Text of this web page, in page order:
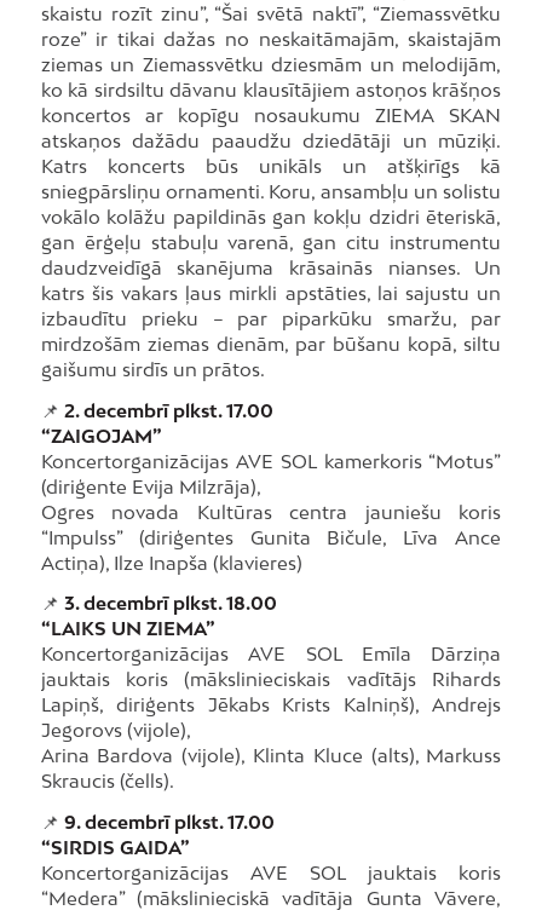
skaistu rozīt zinu”, “Šai svētā naktī”, “Ziemassvētku
roze” ir tikai dažas no neskaitāmajām, skaistajām
ziemas un Ziemassvētku dziesmām un melodijām,
ko kā sirdsiltu dāvanu klausītājiem astoņos krāšņos
koncertos ar kopīgu nosaukumu ZIEMA SKAN
atskaņos dažādu paaudžu dziedātāji un mūziķi.
Katrs koncerts būs unikāls un atšķirīgs kā
sniegpārsliņu ornamenti. Koru, ansambļu un solistu
vokālo kolāžu papildinās gan kokļu dzidri ēteriskā,
gan ērģeļu stabuļu varenā, gan citu instrumentu
daudzveidīgā skanējuma krāsainās nianses. Un
katrs šis vakars ļaus mirkli apstāties, lai sajustu un
izbaudītu prieku – par piparkūku smaržu, par
mirdzošām ziemas dienām, par būšanu kopā, siltu
gaišumu sirdīs un prātos.
📌 2. decembrī plkst. 17.00
“ZAIGOJAM”
Koncertorganizācijas AVE SOL kamerkoris “Motus”
(diriģente Evija Milzrāja),
Ogres novada Kultūras centra jauniešu koris
“Impulss” (diriģentes Gunita Bičule, Līva Ance
Actiņa), Ilze Inapša (klavieres)
📌 3. decembrī plkst. 18.00
“LAIKS UN ZIEMA”
Koncertorganizācijas AVE SOL Emīla Dārziņa
jauktais koris (mākslinieciskais vadītājs Rihards
Lapiņš, diriģents Jēkabs Krists Kalniņš), Andrejs
Jegorovs (vijole),
Arina Bardova (vijole), Klinta Kluce (alts), Markuss
Skraucis (čells).
📌 9. decembrī plkst. 17.00
“SIRDIS GAIDA”
Koncertorganizācijas AVE SOL jauktais koris
“Medera” (mākslinieciskā vadītāja Gunta Vāvere,